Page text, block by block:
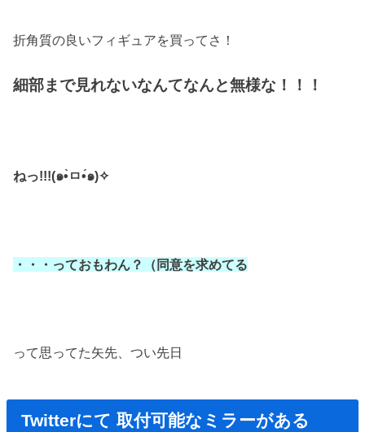
折角質の良いフィギュアを買ってさ！
細部まで見れないなんてなんと無様な！！！
ねっ!!!(๑•̀ㅁ•́๑)✧
・・・っておもわん？（同意を求めてる
って思ってた矢先、つい先日
Twitterにて 取付可能なミラーがある